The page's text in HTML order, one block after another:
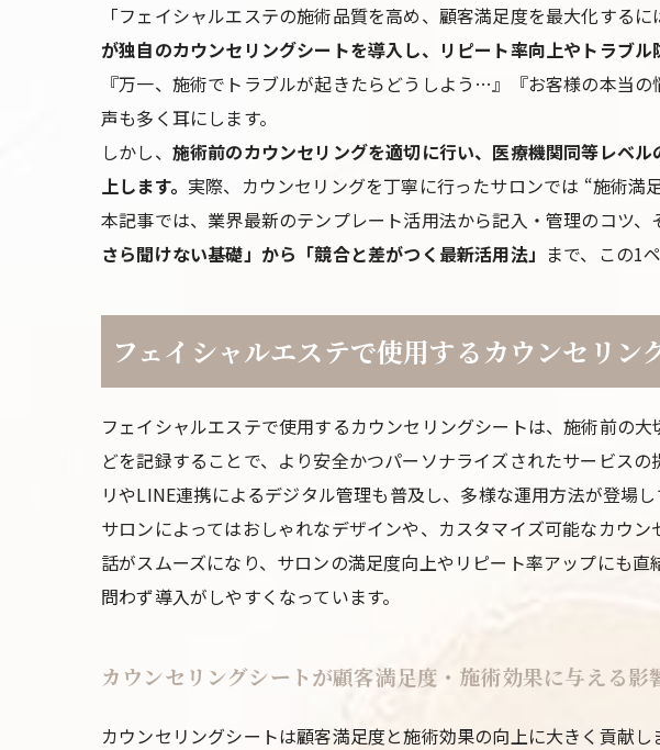
「フェイシャルエステの施術品質を高め、顧客満足度を最大化する
が独自のカウンセリングシートを導入し、リピート率向上やトラブル
『万一、施術でトラブルが起きたらどうしよう…』『お客様の本当
声も多く耳にします。
しかし、 施術前のカウンセリングを適切に行い、医療機関同等レベ
上します。 実際、カウンセリングを丁寧に行ったサロンでは “施術満
本記事では、業界最新のテンプレート活用法から記入・管理のコツ
さら聞けない基礎」から「競合と差がつく最新活用法」 まで、この1
フェイシャルエステで使用するカウンセリ
フェイシャルエステで使用するカウンセリングシートは、施術前の
どを記録することで、より安全かつパーソナライズされたサービス
リやLINE連携によるデジタル管理も普及し、多様な運用方法が登場し
サロンによってはおしゃれなデザインや、カスタマイズ可能なカウ
話がスムーズになり、サロンの満足度向上やリピート率アップにも
問わず導入がしやすくなっています。
カウンセリングシートが顧客満足度・施術効果に与える影
カウンセリングシートは顧客満足度と施術効果の向上に大きく貢献